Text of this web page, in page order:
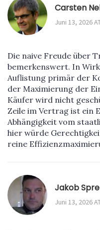
Carsten
Juni 13, 2026
Die naive Freude über
bemerkenswert. In
Auflistung primär der
der Maximierung der
Käufer wird nicht
Zeile im Vertrag ist ein
Abhängigkeit vom
hier würde
reine
Jakob
Juni 13, 2026